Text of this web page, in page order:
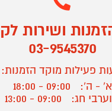
ושירות
03-9545370
פעילות מוקד הזמנות:
א' - ה':
09:00 - 18:00
חג:
09:00 - 13:00